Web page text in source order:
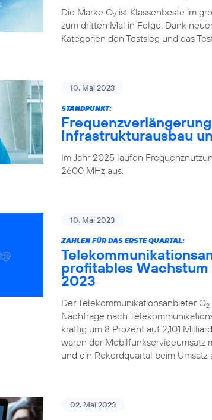
Die Marke O2 ist Klassenbeste im
zum dritten Mal in Folge. Dank
Kategorien den Testsieg und das
10. Mai 2023
STANDPUNKT:
Infrastrukturausbau
Im Jahr 2025 laufen
2600 MHz aus.
10. Mai 2023
ZAHLEN FÜR DAS ERSTE QUARTAL:
profitables
2023
Der Telekommunikationsanbieter O2
Nachfrage nach
kräftig um 8 Prozent auf 2,101
waren der Mobilfunkserviceumsatz
und ein Rekordquartal beim Umsatz
02. Mai 2023